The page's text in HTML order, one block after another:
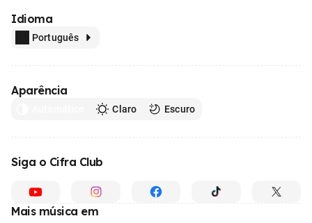
Idioma
Português
Aparência
Claro Escuro
Siga o Cifra Club
Mais música em